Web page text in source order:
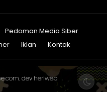
Pedoman Media Siber
Iklan Kontak
. dev heriweb